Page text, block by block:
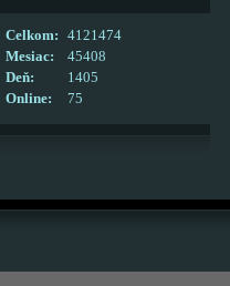
Online: 75
Celkom:
4121474
Mesiac:
45408
Deň:
1405